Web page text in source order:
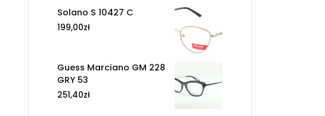
Solano S 10427 C
199,00zł
Guess Marciano GM 228
GRY 53
251,40zł